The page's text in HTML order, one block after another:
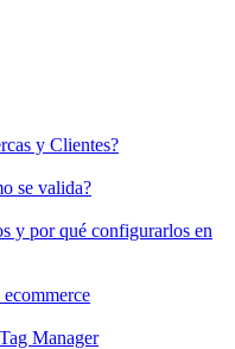
y Clientes?
se valida?
y por qué configurarlos en
Manager